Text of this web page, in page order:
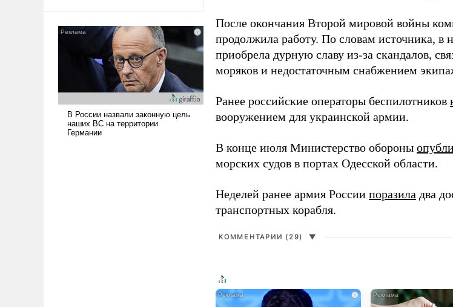
и ее реализация радикально
поднимет наши боевые
возможности.
После окончания Второй мировой войны
продолжила работу. По словам источника,
приобрела дурную славу из-за скандалов,
моряков и недостаточным снабжением
Ранее российские операторы беспилотников
вооружением для украинской армии.
В конце июля Министерство обороны
морских судов в портах Одесской области.
Неделей ранее армия России поразила два
транспортных корабля.
КОММЕНТАРИИ (29) ▼
i